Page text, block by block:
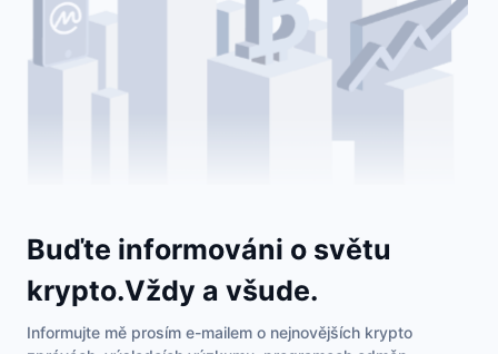
Buďte informováni o světu
krypto.Vždy a všude.
Informujte mě prosím e-mailem o nejnovějších krypto